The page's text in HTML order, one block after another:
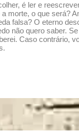
é ler e
morte, o que será?
falsa? O eterno
não quero saber.
Caso contrário,